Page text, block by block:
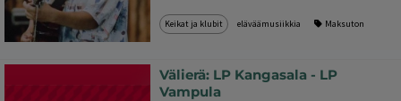
Keikat ja klubit eläväämusiikkia Maksuton
Välierä: LP Kangasala - LP
Vampula